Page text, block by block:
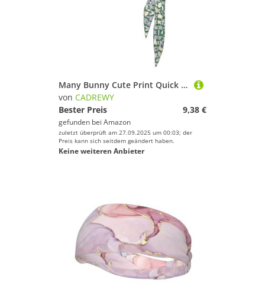
Many Bunny Cute Print Quick Drying Sports Head Tie Moisture Wicking Headband for Men and Women for Tennis
von CADREWY
Bester Preis
9,38 €
gefunden bei Amazon
zuletzt überprüft am 27.09.2025 um 00:03; der
Preis kann sich seitdem geändert haben.
Keine weiteren Anbieter